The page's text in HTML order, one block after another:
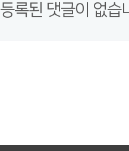
등록된 댓글이 없습